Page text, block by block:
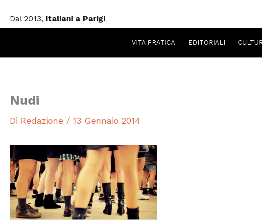
Dal 2013, Italiani a Parigi
VITA PRATICA EDITORIALI
Nudi
Di Redazione / 13 Gennaio 2014